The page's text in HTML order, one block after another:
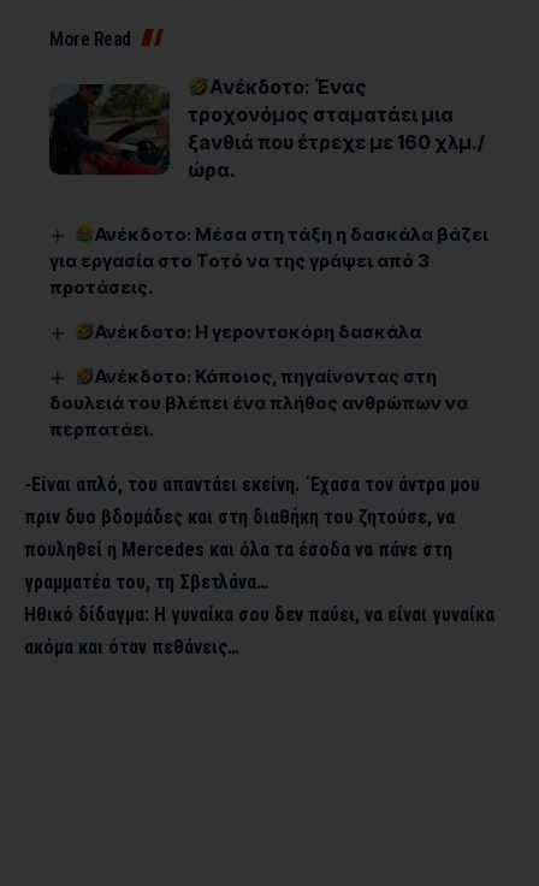
More Read
Ανέκδοτο: Ένας
τροχονόμος σταματάει μια
ξaνθιά που έτρεχε με 160 χλμ./
ώρα.
Ανέκδοτο: Μέσα στη τάξη η δασκάλα βάζει
για εργασία στο Τοτό να της γράψει από 3
προτάσεις.
Ανέκδοτο: Η γεροντοκόρη δασκάλα
Ανέκδοτο: Κάποιος, πηγαίνοντας στη
δουλειά του βλέπει ένα πλήθος ανθρώπων να
περπατάει.
-Είναι απλό, του απαντάει εκείνη. ΄Εχασα τον άντρα μου
πριν δυο βδομάδες και στη διαθήκη του ζητούσε, να
πουληθεί η Mercedes και όλα τα έσοδα να πάνε στη
γραμματέα του, τη Σβετλάνα…
Ηθικό δίδαγμα: Η γυναίκα σου δεν παύει, να είναι γυναίκα
ακόμα και όταν πεθάνεις…